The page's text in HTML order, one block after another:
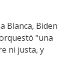
Blanca, Biden
"una
ni justa, y